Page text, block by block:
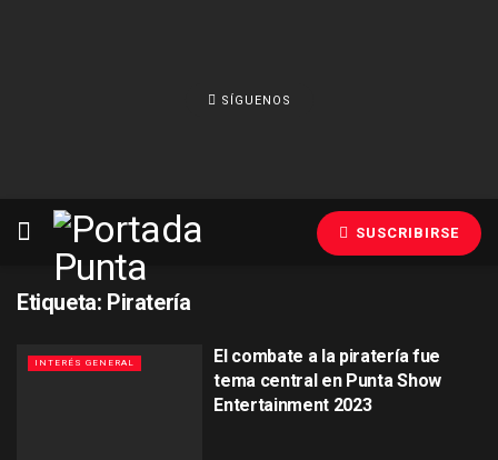
SÍGUENOS
SUSCRIBIRSE
Etiqueta: Piratería
INTERÉS GENERAL
El combate a la piratería fue
tema central en Punta Show
Entertainment 2023